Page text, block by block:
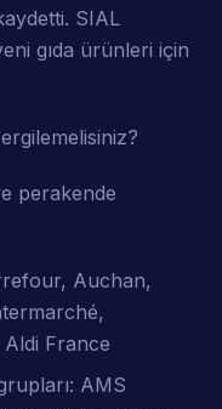
SIAL
gıda ürünleri için
perakende
Auchan,
France
AMS